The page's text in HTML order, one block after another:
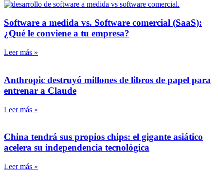
Software a medida vs. Software comercial (SaaS):
¿Qué le conviene a tu empresa?
Leer más »
Anthropic destruyó millones de libros de papel para
entrenar a Claude
Leer más »
China tendrá sus propios chips: el gigante asiático
acelera su independencia tecnológica
Leer más »